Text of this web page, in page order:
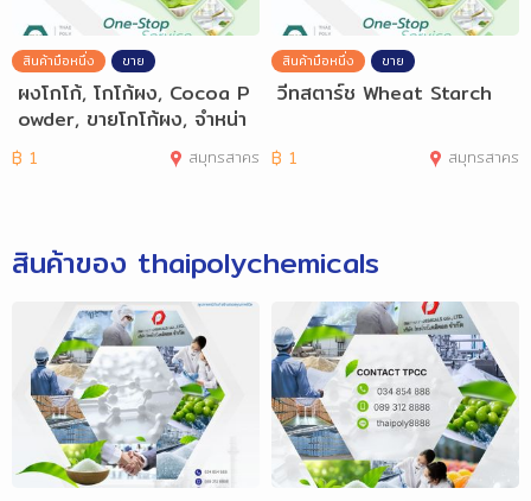
สินค้ามือหนึ่ง ขาย
ผงโกโก้, โกโก้ผง, Cocoa P
owder, ขายโกโก้ผง, จำหน่า
ยโกโก้ผง
฿ 1 สมุทรสาคร
สินค้ามือหนึ่ง ขาย
วีทสตาร์ช Wheat Starch
฿ 1 สมุทรสาคร
สินค้าของ thaipolychemicals